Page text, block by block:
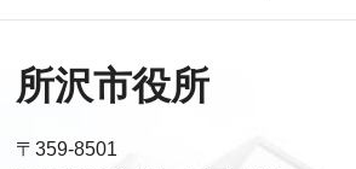
所沢市役所
〒359-8501